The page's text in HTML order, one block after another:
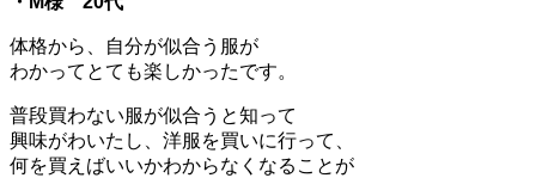
体格から、自分が似合う服が
わかってとても楽しかったです。
普段買わない服が似合うと知って
興味がわいたし、洋服を買いに行って、
何を買えばいいかわからなくなることが